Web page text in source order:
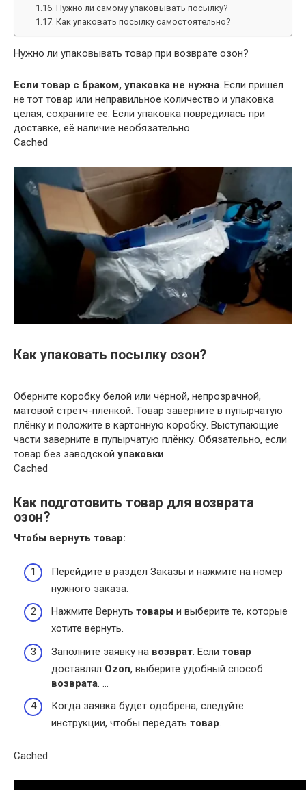
Нужно ли самому упаковывать посылку?
Как упаковать посылку самостоятельно?
Нужно ли упаковывать товар при возврате озон?
Если товар с браком, упаковка не нужна. Если пришёл
не тот товар или неправильное количество и упаковка
целая, сохраните её. Если упаковка повредилась при
доставке, её наличие необязательно.
Cached
Как упаковать посылку озон?
Оберните коробку белой или чёрной, непрозрачной,
матовой стретч-плёнкой. Товар заверните в пупырчатую
плёнку и положите в картонную коробку. Выступающие
части заверните в пупырчатую плёнку. Обязательно, если
товар без заводской упаковки.
Cached
Как подготовить товар для возврата
озон?
Чтобы вернуть товар:
Перейдите в раздел Заказы и нажмите на номер
нужного заказа.
Нажмите Вернуть товары и выберите те, которые
хотите вернуть.
Заполните заявку на возврат. Если товар
доставлял Ozon, выберите удобный способ
возврата. …
Когда заявка будет одобрена, следуйте
инструкции, чтобы передать товар.
Cached